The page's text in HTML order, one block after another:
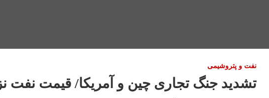
نفت و پتروشیمی
تشدید جنگ تجاری چین و آمریکا/ قیمت نفت